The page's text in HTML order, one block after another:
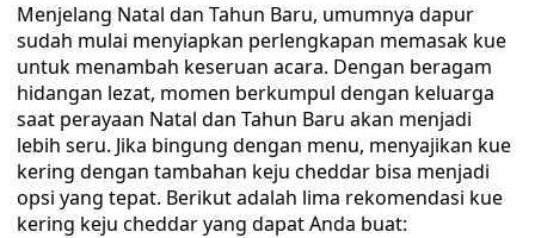
Menjelang Natal dan Tahun Baru, umumnya dapur
sudah mulai menyiapkan perlengkapan memasak kue
untuk menambah keseruan acara. Dengan beragam
hidangan lezat, momen berkumpul dengan keluarga
saat perayaan Natal dan Tahun Baru akan menjadi
lebih seru. Jika bingung dengan menu, menyajikan kue
kering dengan tambahan keju cheddar bisa menjadi
opsi yang tepat. Berikut adalah lima rekomendasi kue
kering keju cheddar yang dapat Anda buat: